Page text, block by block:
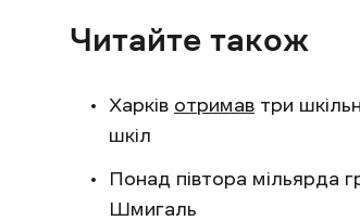
Читайте також
Харків отримав три
шкіл
Понад півтора мільярда
Шмигаль